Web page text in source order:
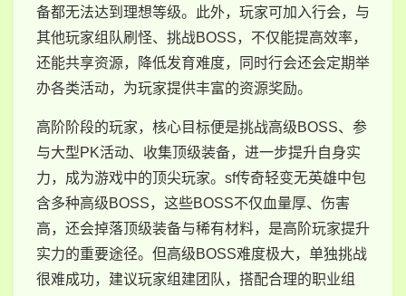
备都无法达到理想等级。此外，玩家可加入行会，与
其他玩家组队刷怪、挑战BOSS，不仅能提高效率，
还能共享资源，降低发育难度，同时行会还会定期举
办各类活动，为玩家提供丰富的资源奖励。
高阶阶段的玩家，核心目标便是挑战高级BOSS、参
与大型PK活动、收集顶级装备，进一步提升自身实
力，成为游戏中的顶尖玩家。sf传奇轻变无英雄中包
含多种高级BOSS，这些BOSS不仅血量厚、伤害
高，还会掉落顶级装备与稀有材料，是高阶玩家提升
实力的重要途径。但高级BOSS难度极大，单独挑战
很难成功，建议玩家组建团队，搭配合理的职业组